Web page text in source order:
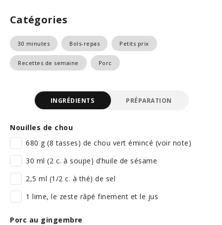
Catégories
30 minutes Bols-repas Petits prix
Recettes de semaine Porc
INGRÉDIENTS PRÉPARATION
Nouilles de chou
680 g (8 tasses) de chou vert émincé (voir note)
30 ml (2 c. à soupe) d’huile de sésame
2,5 ml (1/2 c. à thé) de sel
1 lime, le zeste râpé finement et le jus
Porc au gingembre